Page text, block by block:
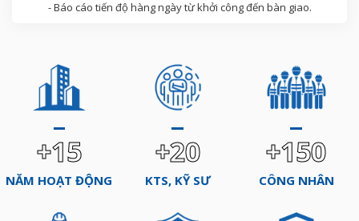
- Báo cáo tiến độ hàng ngày từ khởi công đến bàn giao.
+15
NĂM HOẠT ĐỘNG
+20
KTS, KỸ SƯ
+150
CÔNG NHÂN